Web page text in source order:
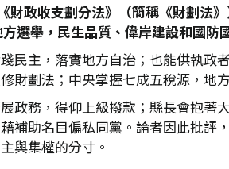
財政收支劃分法》（簡稱《財劃法
選舉，民生品質、偉岸建設和國
民主，落實地方自治；也能供執
財劃法；中央掌握七成五稅源，地
政務，得仰上級撥款；縣長會抱
補助名目偏私同黨。論者因此批
與集權的分寸。